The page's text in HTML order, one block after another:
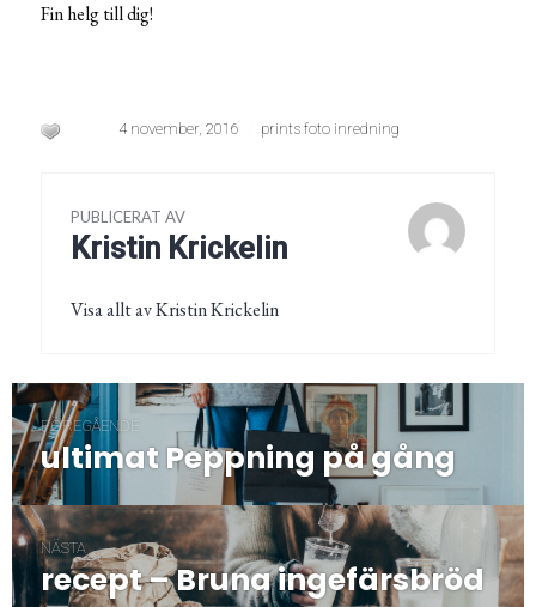
Fin helg till dig!
4 november, 2016 prints foto inredning
PUBLICERAT AV
Kristin Krickelin
Visa allt av Kristin Krickelin
Inläggsnavigering
FÖREGÅENDE
Föregående
post:
ultimat Peppning på gång
NÄSTA
Nästa
recept – Bruna ingefärsbröd